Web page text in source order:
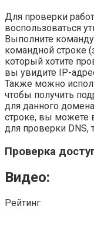
Для проверки
воспользоваться
Выполните
командной строке
который хотите
вы увидите IP-
Также можно
чтобы получить
для данного
строке, вы можете
для проверки DNS,
Проверка
Видео:
Рейтинг